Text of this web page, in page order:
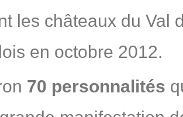
les châteaux du Val
en octobre 2012.
70 personnalités